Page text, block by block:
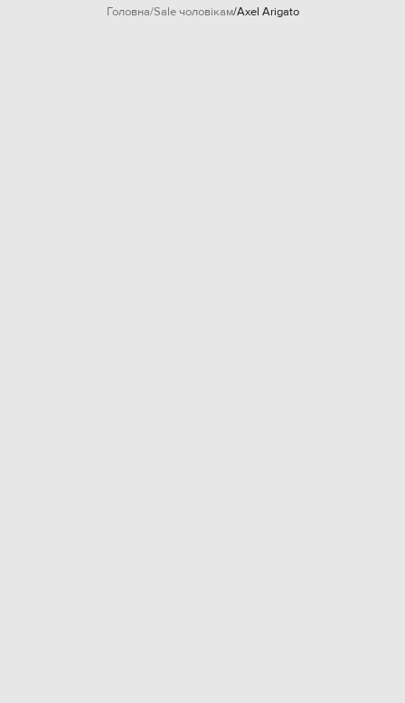
Головна Sale чоловікам Axel Arigato